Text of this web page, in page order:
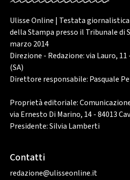
Ulisse Online | Testata
della Stampa presso il Tribunale di
marzo 2014
Direzione - Redazione: via Lauro, 11
(SA)
Direttore responsabile: Pasquale
Proprietà editoriale:
via Ernesto Di Marino, 14 - 84013
Presidente: Silvia Lamberti
Contatti
redazione@ulisseonline.it